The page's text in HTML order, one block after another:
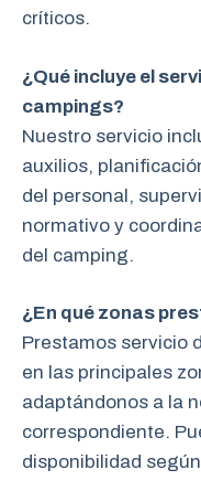
críticos.
¿Qué incluye el
campings?
Nuestro servicio
auxilios,
del personal,
normativo y
del camping.
¿En qué zonas
Prestamos servicio
en las principales
adaptándonos a la
correspondiente.
disponibilidad